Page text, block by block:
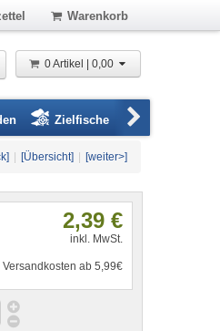
Warenkorb
0 Artikel | 0,00
Zielfische
[Übersicht] [weiter>]
2,39 €
inkl. MwSt.
Versandkosten ab 5,99€